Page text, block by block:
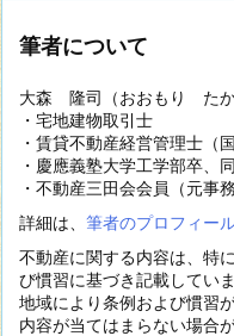
筆者について
大森 隆司（おおもり たか
・宅地建物取引士
・賃貸不動産経営管理士（
・慶應義塾大学工学部卒、
・不動産三田会会員（元事務
詳細は、 筆者のプロフィー
不動産に関する内容は、特
び慣習に基づき記載していま
地域により条例および慣習
内容が当てはまらない場合